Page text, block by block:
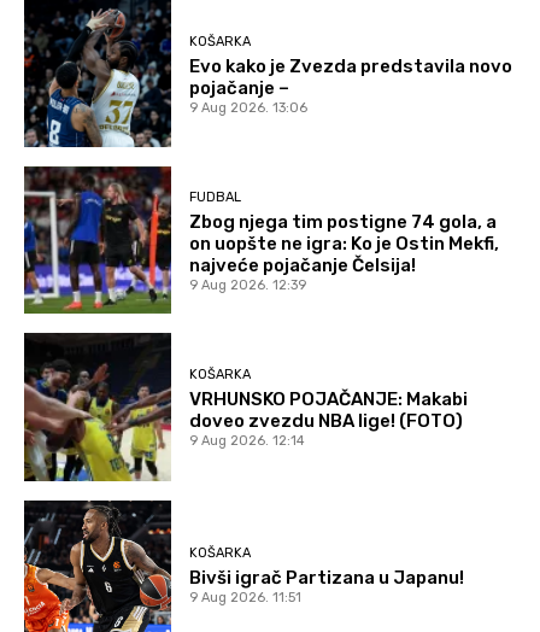
KOŠARKA
Evo kako je Zvezda predstavila novo
pojačanje –
9 Aug 2026. 13:06
FUDBAL
Zbog njega tim postigne 74 gola, a
on uopšte ne igra: Ko je Ostin Mekfi,
najveće pojačanje Čelsija!
9 Aug 2026. 12:39
KOŠARKA
VRHUNSKO POJAČANJE: Makabi
doveo zvezdu NBA lige! (FOTO)
9 Aug 2026. 12:14
KOŠARKA
Bivši igrač Partizana u Japanu!
9 Aug 2026. 11:51